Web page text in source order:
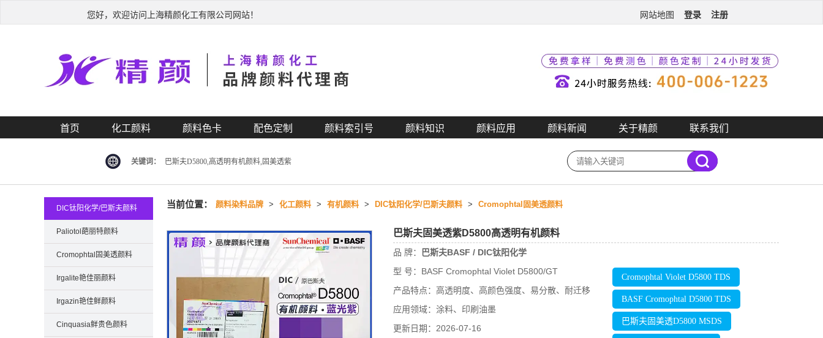
您好，欢迎访问上海精颜化工有限公司网站！ 网站地图 登录 注册
首页 化工颜料 颜料色卡 配色定制 颜料索引号 颜料知识 颜料应用 颜料新闻 关于精颜 联系我们
关键词： 巴斯夫D5800,高透明有机颜料,固美透紫
当前位置： 颜料染料品牌 > 化工颜料 > 有机颜料 > DIC钛阳化学/巴斯夫颜料 > Cromophtal固美透颜料
巴斯夫固美透紫D5800高透明有机颜料
品 牌：
巴斯夫BASF / DIC钛阳化学
型 号： BASF Cromophtal Violet D5800/GT
产品特点： 高透明度、高颜色强度、易分散、耐迁移
应用领域： 涂料、印刷油墨
更新日期： 2026-07-16
Cromophtal Violet D5800 TDS
BASF Cromophtal D5800 TDS
巴斯夫固美透D5800 MSDS
DIC钛阳化学/巴斯夫颜料
Paliotol葩丽特颜料
Cromophtal固美透颜料
Irgalite艳佳丽颜料
Irgazin艳佳鲜颜料
Cinquasia鲜贵色颜料